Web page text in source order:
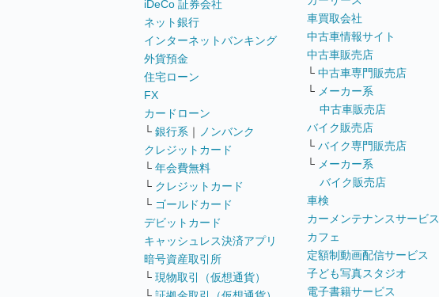
iDeCo 証券会社
ネット銀行
インターネットバンキング
外貨預金
住宅ローン
FX
カードローン
└ 銀行系 ｜
ノンバンク
クレジットカード
└ 年会費無料
└ クレジットカード
└ ゴールドカード
デビットカード
キャッシュレス決済アプリ
暗号資産取引所
└ 現物取引（仮想通貨）
車買取会社
中古車情報サイト
中古車販売店
└ 中古車専門販売店
└ メーカー系
中古車販売店
バイク販売店
└ バイク専門販売店
└ メーカー系
バイク販売店
車検
カーメンテナンスサービス
カフェ
定額制動画配信サービス
子ども写真スタジオ
電子書籍サービス